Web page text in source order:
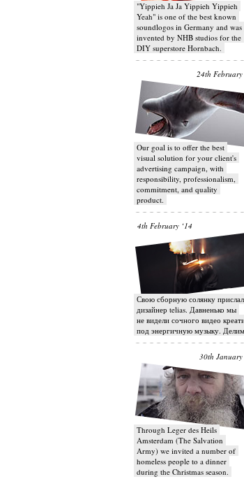
"Yippieh Ja Ja Yippieh Yippieh
Yeah" is one of the best known
soundlogos in Germany and was
invented by NHB studios for the
DIY superstore Hornbach.
24th February
Our goal is to offer the best
visual solution for your client's
advertising campaign, with
responsibility, professionalism,
commitment, and quality
product.
4th February ‘14
Свою сборную солянку прислал
дизайнер telias. Давненько мы
не видели сочного видео
под энергичную музыку.
30th January
Through Leger des Heils
Amsterdam (The Salvation
Army) we invited a number of
homeless people to a dinner
during the Christmas season.